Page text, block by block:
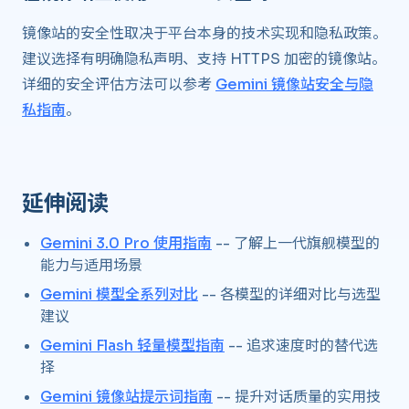
镜像站的安全性取决于平台本身的技术实现和隐私政策。
建议选择有明确隐私声明、支持 HTTPS 加密的镜像站。
详细的安全评估方法可以参考 Gemini 镜像站安全与隐
私指南。
延伸阅读
Gemini 3.0 Pro 使用指南 -- 了解上一代旗舰模型的
能力与适用场景
Gemini 模型全系列对比 -- 各模型的详细对比与选型
建议
Gemini Flash 轻量模型指南 -- 追求速度时的替代选
择
Gemini 镜像站提示词指南 -- 提升对话质量的实用技